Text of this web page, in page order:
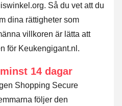
Så du vet att du
dina rättigheter som
villkoren är lätta att
för Keukengigant.nl.
14 dagar
Shopping Secure
följer den